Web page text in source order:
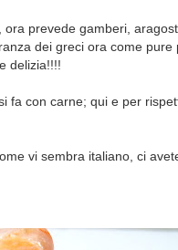
ora prevede gamberi,
dei greci ora come pure
delizia!!!!
fa con carne; qui e per
vi sembra italiano, ci